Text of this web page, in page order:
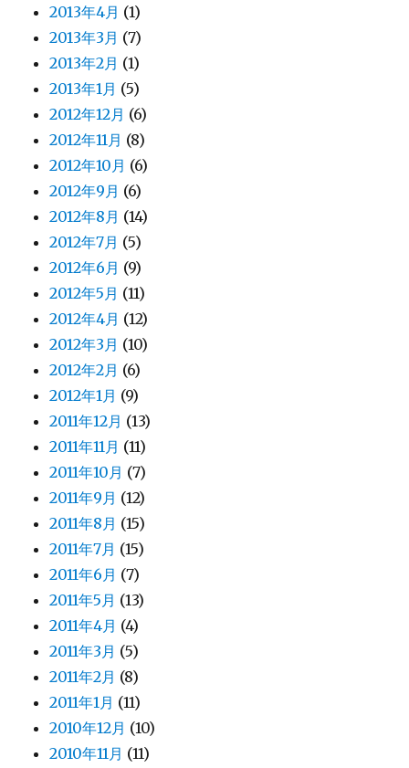
2013年4月 (1)
2013年3月 (7)
2013年2月 (1)
2013年1月 (5)
2012年12月 (6)
2012年11月 (8)
2012年10月 (6)
2012年9月 (6)
2012年8月 (14)
2012年7月 (5)
2012年6月 (9)
2012年5月 (11)
2012年4月 (12)
2012年3月 (10)
2012年2月 (6)
2012年1月 (9)
2011年12月 (13)
2011年11月 (11)
2011年10月 (7)
2011年9月 (12)
2011年8月 (15)
2011年7月 (15)
2011年6月 (7)
2011年5月 (13)
2011年4月 (4)
2011年3月 (5)
2011年2月 (8)
2011年1月 (11)
2010年12月 (10)
2010年11月 (11)